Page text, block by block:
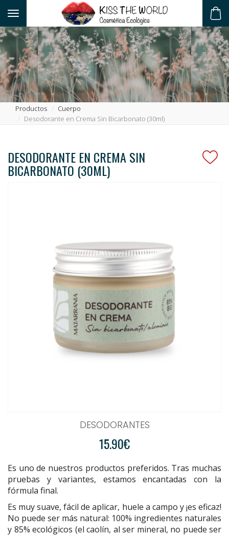
Toggle navigation
Productos
Cuerpo
Desodorante en Crema Sin Bicarbonato (30ml)
DESODORANTE EN CREMA SIN
BICARBONATO (30ML)
DESODORANTES
15.90€
Es uno de nuestros productos preferidos. Tras muchas
pruebas y variantes, estamos encantadas con la
fórmula final.
Es muy suave, fácil de aplicar, huele a campo y ¡es eficaz!
No puede ser más natural: 100% ingredientes naturales
y 85% ecológicos (el caolín, al ser mineral, no puede ser